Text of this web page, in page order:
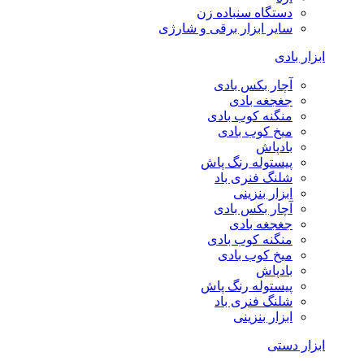
دستگاه سنباده زن
سایر ابزار برقی و شارژی
ابزار بادی
آچار بکس بادی
جغجغه بادی
منگنه کوب بادی
میخ کوب بادی
بادپاش
پیستوله رنگ پاش
شلنگ فنری باد
ابزار بنزینی
آچار بکس بادی
جغجغه بادی
منگنه کوب بادی
میخ کوب بادی
بادپاش
پیستوله رنگ پاش
شلنگ فنری باد
ابزار بنزینی
ابزار دستی